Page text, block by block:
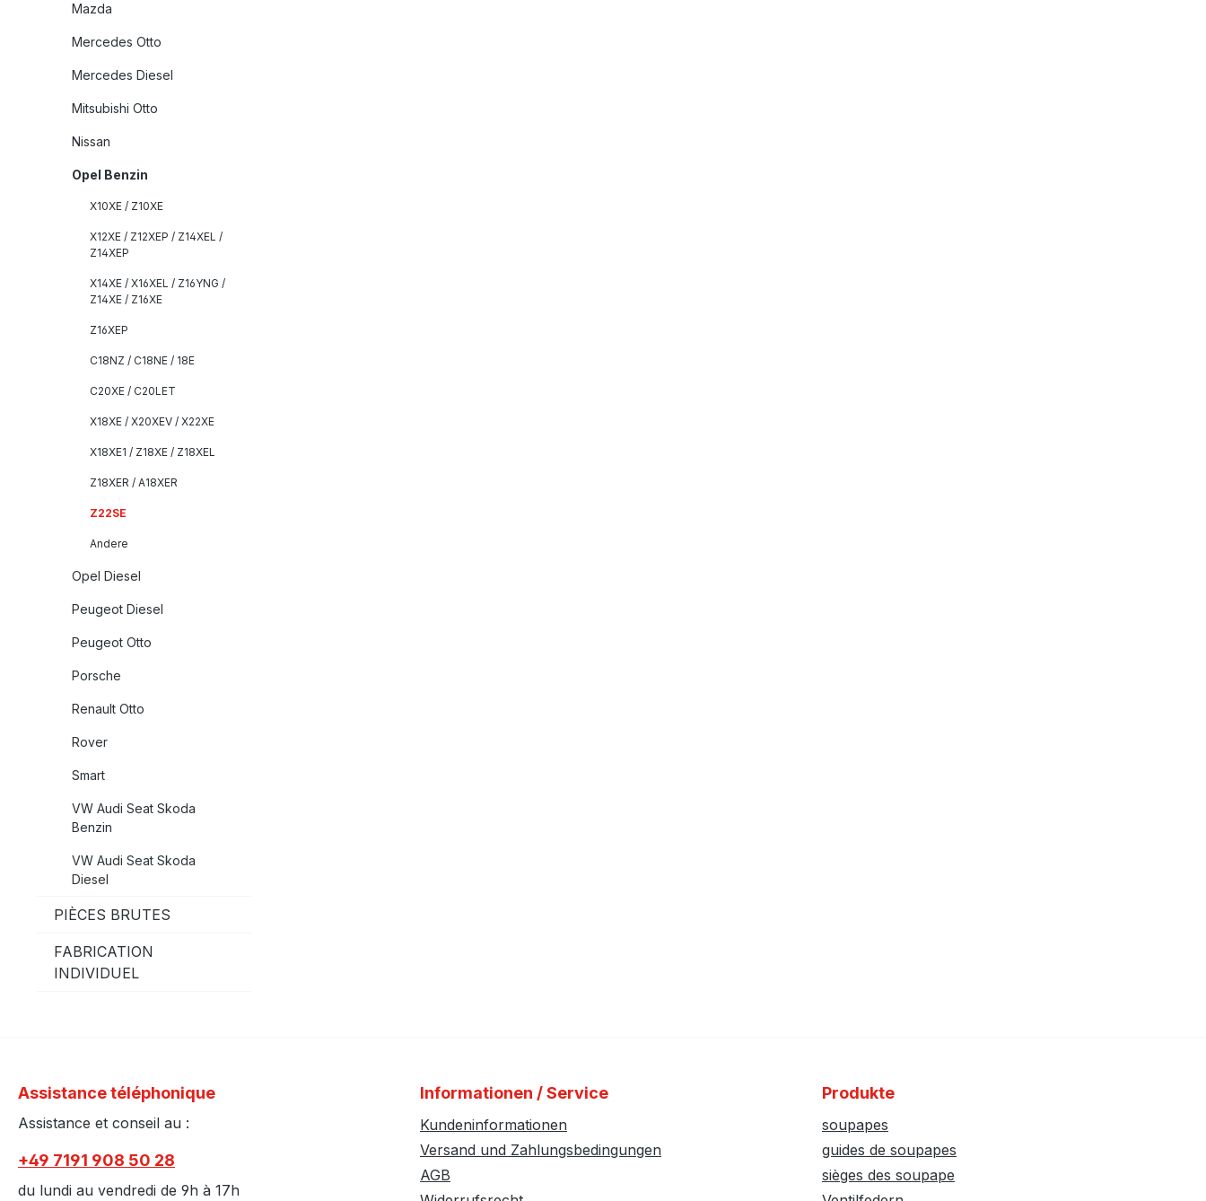
Mazda
Mercedes Otto
Mercedes Diesel
Mitsubishi Otto
Nissan
Opel Benzin
X10XE / Z10XE
X12XE / Z12XEP / Z14XEL /
Z14XEP
X14XE / X16XEL / Z16YNG /
Z14XE / Z16XE
Z16XEP
C18NZ / C18NE / 18E
C20XE / C20LET
X18XE / X20XEV / X22XE
X18XE1 / Z18XE / Z18XEL
Z18XER / A18XER
Z22SE
Andere
Opel Diesel
Peugeot Diesel
Peugeot Otto
Porsche
Renault Otto
Rover
Smart
VW Audi Seat Skoda
Benzin
VW Audi Seat Skoda
Diesel
PIÈCES BRUTES
FABRICATION
INDIVIDUEL
Assistance téléphonique
Assistance et conseil au :
+49 7191 908 50 28
du lundi au vendredi de 9h à 17h
Informationen / Service
Kundeninformationen
Versand und Zahlungsbedingungen
AGB
Produkte
soupapes
guides de soupapes
sièges des soupape